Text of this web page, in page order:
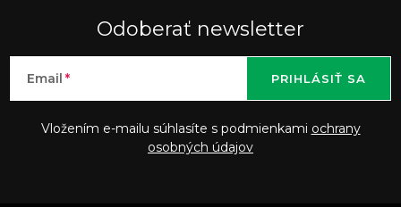
Odoberať newsletter
Email
Vložením e-mailu súhlasíte s podmienkami ochrany
osobných údajov
PRIHLÁSIŤ SA